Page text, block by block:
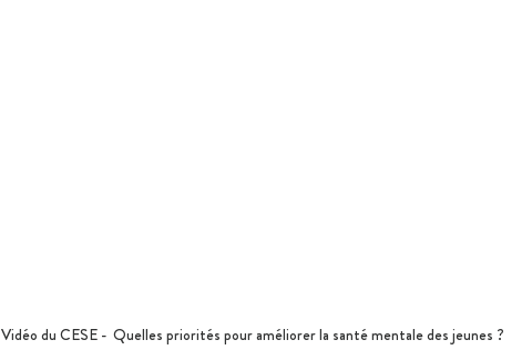
Vidéo du CESE -  Quelles priorités pour améliorer la santé mentale des jeunes ?